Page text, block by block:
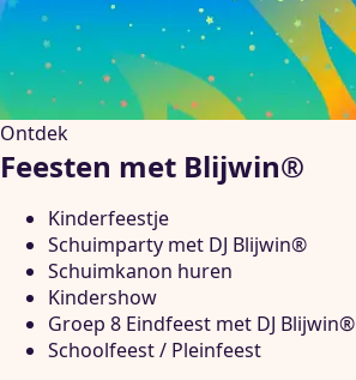
Ontdek
Feesten met Blijwin®
Kinderfeestje
Schuimparty met DJ Blijwin®
Schuimkanon huren
Kindershow
Groep 8 Eindfeest met DJ Blijwin®
Schoolfeest / Pleinfeest